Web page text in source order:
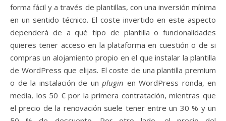
forma fácil y a través de plantillas, con una inversión mínima
en un sentido técnico. El coste invertido en este aspecto
dependerá de a qué tipo de plantilla o funcionalidades
quieres tener acceso en la plataforma en cuestión o de si
compras un alojamiento propio en el que instalar la plantilla
de WordPress que elijas. El coste de una plantilla premium
o de la instalación de un plugin en WordPress ronda, en
media, los 50 € por la primera contratación, mientras que
el precio de la renovación suele tener entre un 30 % y un